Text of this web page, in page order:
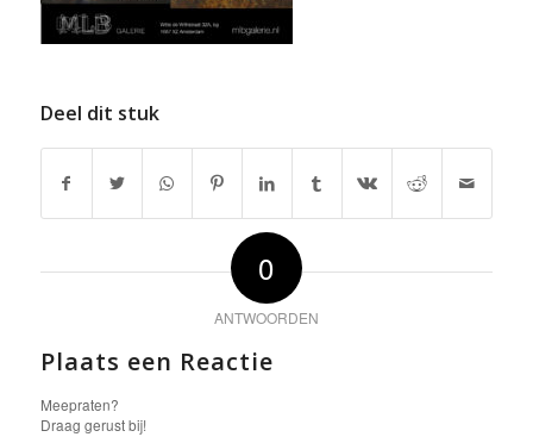
Deel dit stuk
0
ANTWOORDEN
Plaats een Reactie
Meepraten?
Draag gerust bij!